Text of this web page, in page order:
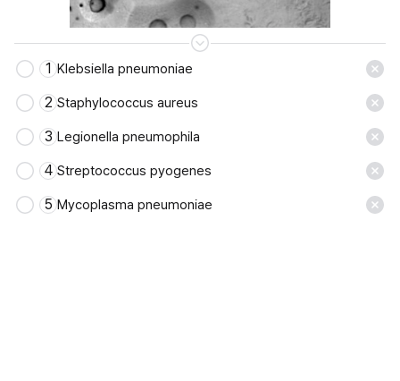
저장
1 Klebsiella pneumoniae
2 Staphylococcus aureus
3 Legionella pneumophila
4 Streptococcus pyogenes
5 Mycoplasma pneumoniae